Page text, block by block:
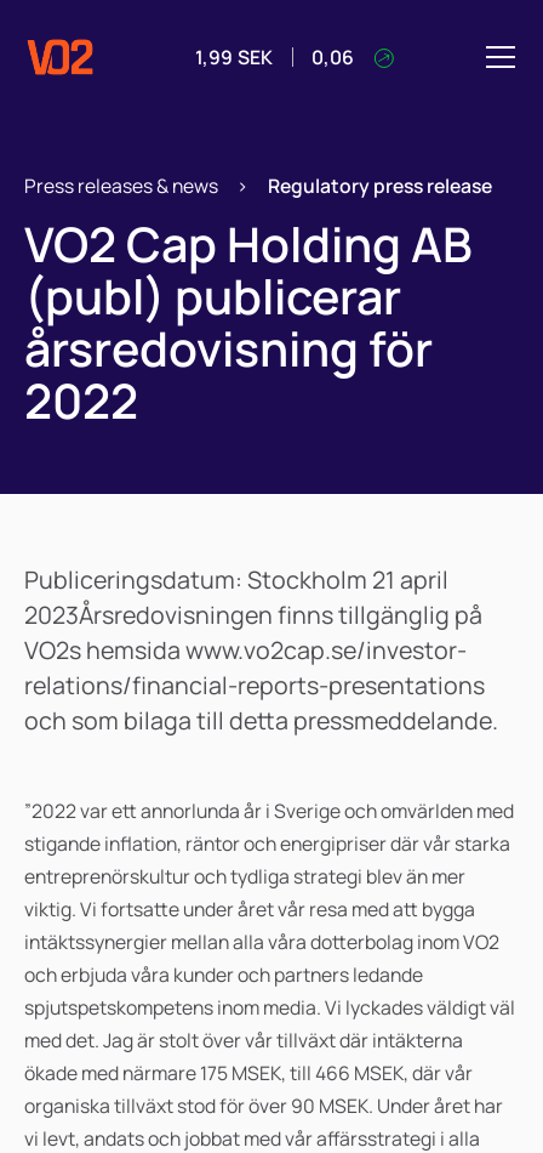
1,99 SEK 0,06
Press releases & news > Regulatory press release
VO2 Cap Holding AB
(publ) publicerar
årsredovisning för
2022
Publiceringsdatum: Stockholm 21 april
2023Årsredovisningen finns tillgänglig på
VO2s hemsida www.vo2cap.se/investor-
relations/financial-reports-presentations
och som bilaga till detta pressmeddelande.
”2022 var ett annorlunda år i Sverige och omvärlden med
stigande inflation, räntor och energipriser där vår starka
entreprenörskultur och tydliga strategi blev än mer
viktig. Vi fortsatte under året vår resa med att bygga
intäktssynergier mellan alla våra dotterbolag inom VO2
och erbjuda våra kunder och partners ledande
spjutspetskompetens inom media. Vi lyckades väldigt väl
med det. Jag är stolt över vår tillväxt där intäkterna
ökade med närmare 175 MSEK, till 466 MSEK, där vår
organiska tillväxt stod för över 90 MSEK. Under året har
vi levt, andats och jobbat med vår affärsstrategi i alla